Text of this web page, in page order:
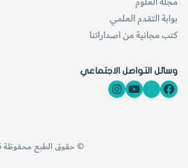
بوابة التقدم العلمي
كتب مجانية من اصداراتنا
وسائل التواصل الاجتماعي
© حقوق الطبع محفوظة 2026